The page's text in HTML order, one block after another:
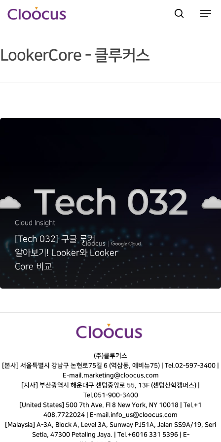
Hit enter to search or ESC to close
LookerCore - 클루커스
Cloud Insight
[Tech 032] 구글 루커
알아보기! Looker와 Looker
Core 비교
(주)클루커스
[본사] 서울특별시 강남구 논현로75길 6 (역삼동, 에비뉴75) | Tel.02-597-3400
E-mail.marketing@cloocus.com
[지사] 부산광역시 해운대구 센텀중앙로 55, 13F (센텀산학캠퍼스) |
Tel.051-900-3400
[United States] 500 7th Ave. Fl 8 New York, NY 10018 | Tel.+1
408.7722024 | E-mail.info_us@cloocus.com
[Malaysia] A-3A, Block A, Level 3A, Sunway PJ51A, Jalan SS9A/19, Seri
Setia, 47300 Petaling Jaya. | Tel.+6016 331 5396 | E-